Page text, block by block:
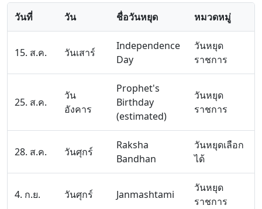
วันที่ วัน ชื่อวันหยุด หมวดหมู่
15. ส.ค. วันเสาร์
Independence
Day
วันหยุด
ราชการ
25. ส.ค.
วัน
อังคาร
Prophet's
Birthday
(estimated)
วันหยุด
ราชการ
28. ส.ค. วันศุกร์
Raksha
Bandhan
วันหยุดเลือก
ได้
4. ก.ย. วันศุกร์ Janmashtami
วันหยุด
ราชการ